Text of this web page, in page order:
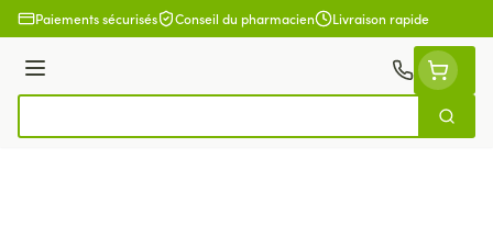
Aller au contenu
Paiements sécurisés Conseil du pharmacien Livraison rapide
Menu